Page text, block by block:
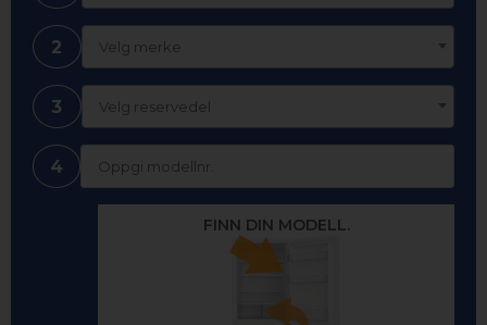
2 Velg merke
3 Velg reservedel
4
FINN DIN MODELL.